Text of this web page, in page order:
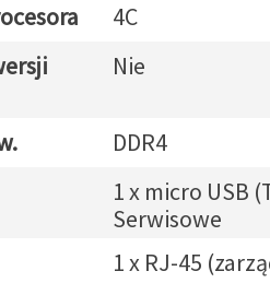
4C
Nie
DDR4
1 x micro USB
Serwisowe
1 x RJ-45